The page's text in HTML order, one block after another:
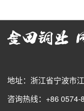
地址：浙江省宁波市
咨询热线：+86 0574-